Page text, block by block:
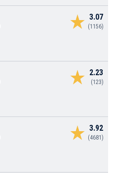
3.07
(1156)
2.23
(123)
3.92
(4681)